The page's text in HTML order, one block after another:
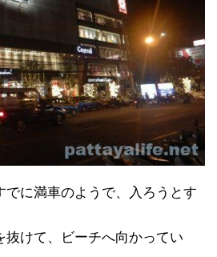
でに満車のようで、入ろうとす
抜けて、ビーチへ向かってい